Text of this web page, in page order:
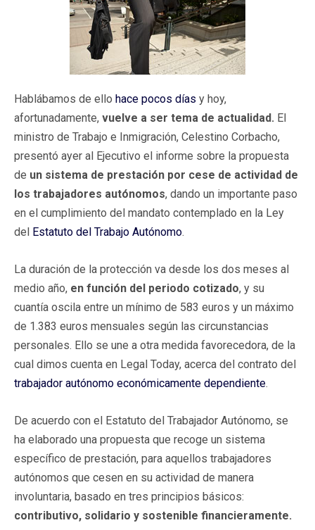
Hablábamos de ello hace pocos días y hoy,
afortunadamente, vuelve a ser tema de actualidad. El
ministro de Trabajo e Inmigración, Celestino Corbacho,
presentó ayer al Ejecutivo el informe sobre la propuesta
de un sistema de prestación por cese de actividad de
los trabajadores autónomos, dando un importante paso
en el cumplimiento del mandato contemplado en la Ley
del Estatuto del Trabajo Autónomo.
La duración de la protección va desde los dos meses al
medio año, en función del periodo cotizado, y su
cuantía oscila entre un mínimo de 583 euros y un máximo
de 1.383 euros mensuales según las circunstancias
personales. Ello se une a otra medida favorecedora, de la
cual dimos cuenta en Legal Today, acerca del contrato del
trabajador autónomo económicamente dependiente.
De acuerdo con el Estatuto del Trabajador Autónomo, se
ha elaborado una propuesta que recoge un sistema
específico de prestación, para aquellos trabajadores
autónomos que cesen en su actividad de manera
involuntaria, basado en tres principios básicos:
contributivo, solidario y sostenible financieramente.